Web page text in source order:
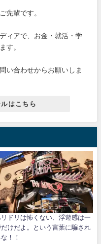
先輩です。
ィアで、お金・就活・学
す。
い合わせからお願いしま
はこちら
リドリは怖くない、浮遊感は一
だけだよ。という言葉に騙され
！！